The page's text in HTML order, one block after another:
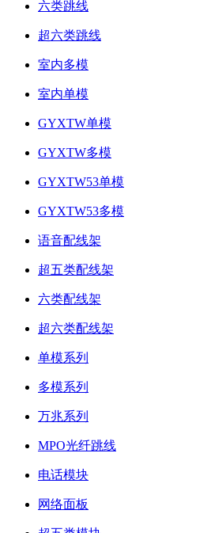
六类跳线
超六类跳线
室内多模
室内单模
GYXTW单模
GYXTW多模
GYXTW53单模
GYXTW53多模
语音配线架
超五类配线架
六类配线架
超六类配线架
单模系列
多模系列
万兆系列
MPO光纤跳线
电话模块
网络面板